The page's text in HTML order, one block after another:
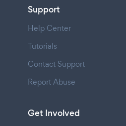
Support
Help Center
Tutorials
Contact Support
Report Abuse
Get Involved